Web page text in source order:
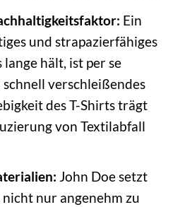
Ein
und strapazierfähiges
hält, ist per se
verschleißendes
des T-Shirts trägt
von Textilabfall
John Doe setzt
nur angenehm zu